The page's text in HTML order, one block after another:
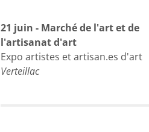
21 juin - Marché de l'art et de
l'artisanat d'art
Expo artistes et artisan.es d'art
Verteillac